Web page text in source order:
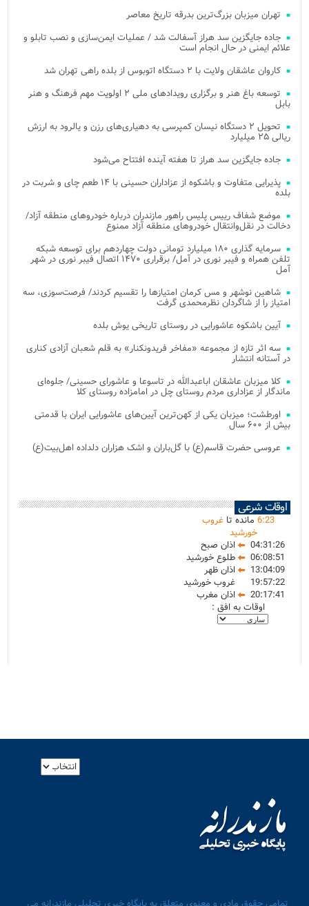
تهران میزبان بزرگ‌ترین بدرقه تاریخ معاصر
جاده جایگزین سد هراز آسفالت شد / عملیات ایمن‌سازی و نصب تابلو و
علائم ایمنی در حال انجام است
کاروان عاشقان ولایت با ۲ دستگاه اتوبوس از بلده راهی تهران شد
توسعه باغ هنر و برگزاری رویدادهای ملی ۲ اولویت مهم فرهنگ و هنر
بابل
تحویل ۲ دستگاه نیسان کمپرسی به دهیاری‌های رزن و یالرود به ارزش
ریالی ۲۵ میلیارد
جاده جایگزین سد هراز تا هفته آینده افتتاح می‌شود
پذیرایی متفاوت و باشکوه از عزاداران حسینی با ۱۴ طعم چای و شربت در
بلده
موضع شفاف رییس پلیس راهور مازندران درباره خودروهای منطقه آزاد/
دخالت در نقل‌وانتقال خودروهای منطقه آزاد ممنوع
سرمایه گذاری ۱۸۰ میلیارد تومانی دولت چهاردهم برای توسعه شبکه
تلفن همراه و فیبر نوری در آمل/ برقراری ۱۴۷۰ اتصال فیبر نوری در شهر
آمل
شاهین نوشهر و مس کرمان امتیازها را تقسیم کردند/ فرصت‌سوزی، سه
امتیاز را از شاگردان نظرمحمدی گرفت
آیین باشکوه عاشورایی در روستای تاریخی یوش بلده
سه اثر تازه از مجموعه «مفاخر فریدونکنار» به قلم شعبان آزادی کناری
در آستانه انتشار
کلا میزبان عاشقان اباعبدالله در تاسوعا و عاشورای حسینی/ جلوه‌ای
ماندگار از عزاداری مردم روستای چل در امامزاده روستای کلا
اورطشت؛ میزبان یکی از کهن‌ترین آیین‌های عاشورایی ایران با قدمتی
بیش از ۶۰۰ سال
عروسی حضرت قاسم(ع) با گل‌باران و اشک هزاران دلداده اهل‌بیت(ع)
اوقات شرعی
6:23 مانده تاغروب
خورشید
04:31:26
اذان صبح
06:08:51
طلوع خورشید
13:04:09
اذان ظهر
19:57:22
غروب خورشید
20:17:41
اذان مغرب
اوقات به افق :